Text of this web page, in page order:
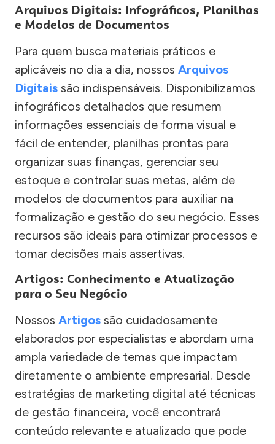
Arquivos Digitais: Infográficos, Planilhas
e Modelos de Documentos
Para quem busca materiais práticos e
aplicáveis no dia a dia, nossos Arquivos
Digitais são indispensáveis. Disponibilizamos
infográficos detalhados que resumem
informações essenciais de forma visual e
fácil de entender, planilhas prontas para
organizar suas finanças, gerenciar seu
estoque e controlar suas metas, além de
modelos de documentos para auxiliar na
formalização e gestão do seu negócio. Esses
recursos são ideais para otimizar processos e
tomar decisões mais assertivas.
Artigos: Conhecimento e Atualização
para o Seu Negócio
Nossos Artigos são cuidadosamente
elaborados por especialistas e abordam uma
ampla variedade de temas que impactam
diretamente o ambiente empresarial. Desde
estratégias de marketing digital até técnicas
de gestão financeira, você encontrará
conteúdo relevante e atualizado que pode